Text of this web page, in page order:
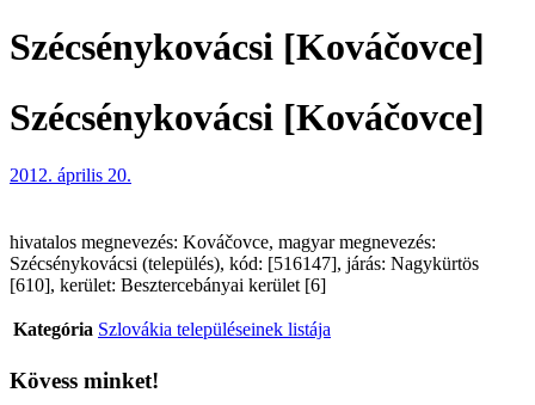
Szécsénykovácsi [Kováčovce]
Szécsénykovácsi [Kováčovce]
2012. április 20.
hivatalos megnevezés: Kováčovce, magyar megnevezés:
Szécsénykovácsi (település), kód: [516147], járás: Nagykürtös
[610], kerület: Besztercebányai kerület [6]
Kategória Szlovákia településeinek listája
Kövess minket!